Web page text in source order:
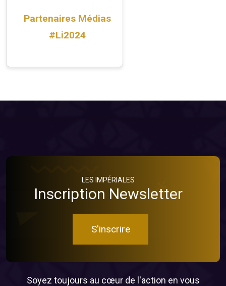
Partenaires Médias
#Li2024
LES IMPÉRIALES
Inscription Newsletter
S'inscrire
Soyez toujours au cœur de l'action en vous